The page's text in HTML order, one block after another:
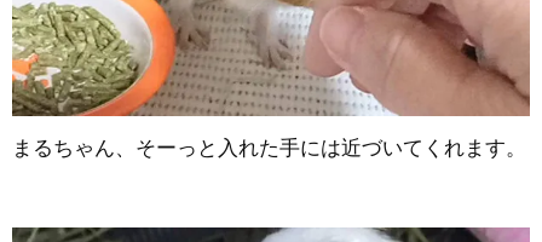
まるちゃん、そーっと入れた手には近づいてくれます。